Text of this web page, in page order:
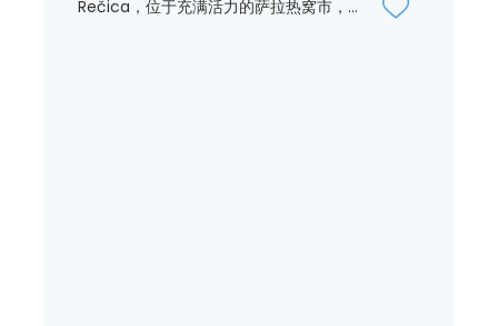
Rečica，位于充满活力的萨拉热窝市，...